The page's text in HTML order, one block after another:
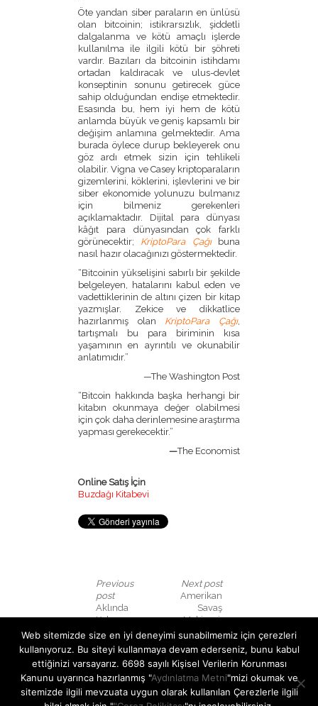
Öte yandan siber paraların en ünlüsü
olan bitcoinin; istikrarsızlık, şiddetli
dalgalanma ve kötü amaçlı işlerde
kullanılma ile ilgili kötü bir şöhreti
vardır. Bazıları da bitcoinin istihdamı
ortadan kaldıracak ve ulus-devlet
konseptinin sonunu getirecek güce
sahip olduğundan endişe etmektedir.
Esasında bu, hem iyi hem de kötü
anlamda büyük ve geniş kapsamlı bir
değişim anlamına gelmektedir. Ama
burada öylece durup bekleyerek onu
göz ardı etmek sizin için tehlikeli
olabilir. Vigna ve Casey kriptoparaların
gizemlerini, köklerini, işlevlerini ve bir
siber ekonomide yolunuzu bulmanız
için bilmeniz gerekenleri
açıklamaktadır. Dijital para dünyası
kâğıt para dünyasından çok farklı
görünecektir; KriptoPara Çağıbuna
nasıl hazır olacağınızı göstermektedir.
“Bitcoinin yükselişini sabırlı bir şekilde
belgeleyen, hatalarını kabul eden ve
vadettiklerinin de altını çizen bir kitap
yazmışlar. Zekice ve dikkatlice
hazırlanmış olan KriptoPara Çağı,
tartışmalı bu para biriminin kısa
yaşamının en ayrıntılı ve okunabilir
anlatımıdır.”
—The Washington Post
“Bitcoin hakkında başka herhangi bir
kitabın okunmaya değer olabilmesi
için çok daha derinlemesine araştırma
yapması gerekecektir.”
—The Economist
Online Satış İçin
Buzdağı Kitabevi
Previous
post
Aklında
Kalsın:
Başarılı
Öğrenme
Bilimi
Next post
Amerikan
Savaş
Makinesi:
Çıkar
Grupları ve
Bitmeyen
Çatışma
Web sitemizde size en iyi deneyimi sunabilmemiz için çerezleri
kullanıyoruz. Bu siteyi kullanmaya devam ederseniz, bunu kabul
ettiğinizi varsayarız. 6698 sayılı Kişisel Verilerin Korunması
Kanunu uyarınca hazırlanmış "Aydınlatma Metni"mizi okumak ve
sitemizde ilgili mevzuata uygun olarak kullanılan Çerezlerle ilgili